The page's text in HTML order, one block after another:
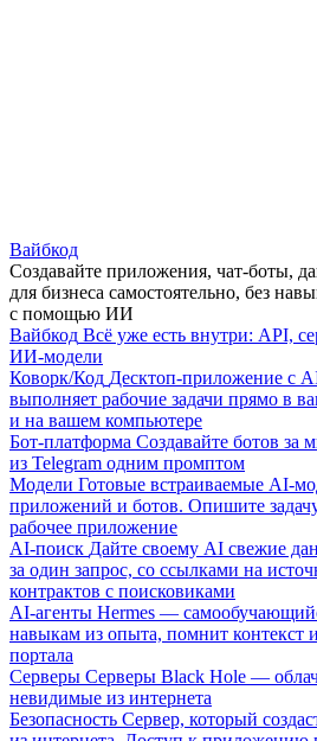
Вайбкод
Создавайте приложения, чат-боты,
для бизнеса самостоятельно, без
с помощью ИИ
Вайбкод Всё уже есть внутри: API,
ИИ-модели
Коворк/Код Десктоп-приложение с
выполняет рабочие задачи прямо в
и на вашем компьютере
Бот-платформа Создавайте ботов за
из Telegram одним промптом
Модели Готовые встраиваемые AI-
приложений и ботов. Опишите
рабочее приложение
AI-поиск Дайте своему AI свежие
за один запрос, со ссылками на
контрактов с поисковиками
AI-агенты Hermes —
навыкам из опыта, помнит контекст
портала
Серверы Серверы Black Hole —
невидимые из интернета
Безопасность Сервер, который